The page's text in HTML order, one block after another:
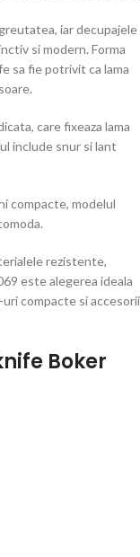
iar decupajele
si modern. Forma
sa fie potrivit ca lama
care fixeaza lama
include snur si lant
compacte, modelul
rezistente,
este alegerea ideala
compacte si accesorii
Boker